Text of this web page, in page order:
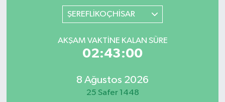
ŞEREFLİKOÇHİSAR
AKŞAM VAKTINE KALAN SÜRE
02:43:00
8 Ağustos 2026
25 Safer 1448
Haberde insan
Haber Arşivi